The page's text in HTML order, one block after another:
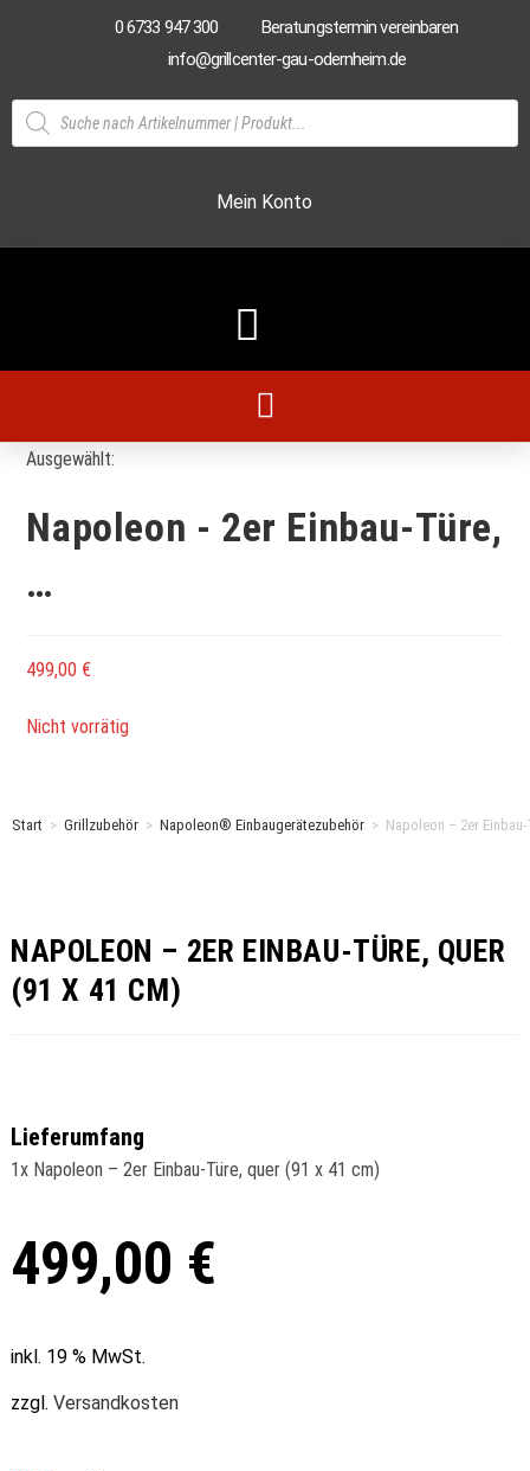
0 6733 947 300
Beratungstermin vereinbaren
info@grillcenter-gau-odernheim.de
Mein Konto
Ausgewählt:
Napoleon - 2er Einbau-Türe,
…
499,00 €
Nicht vorrätig
Start > Grillzubehör > Napoleon® Einbaugerätezubehör > Napoleon – 2er
NAPOLEON – 2ER EINBAU-TÜRE, QUER
(91 X 41 CM)
Lieferumfang
1x Napoleon – 2er Einbau-Türe, quer (91 x 41 cm)
499,00 €
inkl. 19 % MwSt.
zzgl. Versandkosten